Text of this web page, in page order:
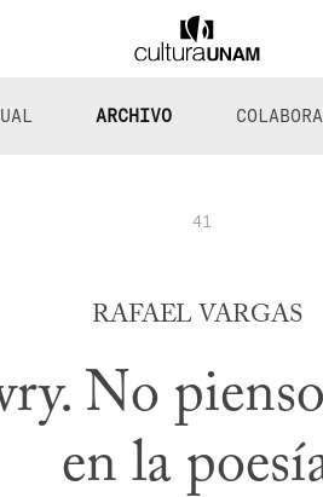
ARCHIVO
41
RAFAEL VARGAS
No
en la